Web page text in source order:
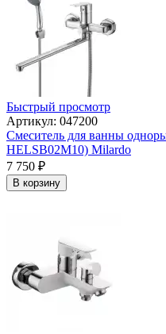
Быстрый просмотр
Артикул: 047200
Смеситель для ванны
HELSB02M10) Milardo
7 750 ₽
В корзину